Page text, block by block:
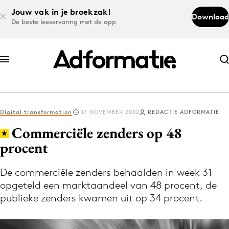
Jouw vak in je broekzak!
De beste leeservaring met de app
Download
Abonneer nu
Abonneer nu
Log in
Volg het laatste nieuws via de Adformatie
Nieuws app
Digital transformation 17 NOVEMBER 2002 REDACTIE ADFORMATIE
Commerciële zenders op 48
procent
De commerciële zenders behaalden in week 31
opgeteld een marktaandeel van 48 procent, de
publieke zenders kwamen uit op 34 procent.